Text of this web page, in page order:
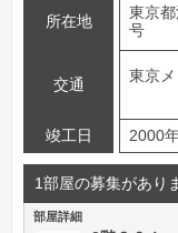
所在地
東京
号
交通
東京
竣工日 2000
1部屋の募集があり
部屋詳細